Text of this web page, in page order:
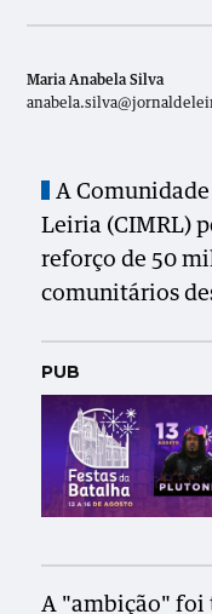
Maria Anabela Silva
A
Leiria (CIMRL)
reforço de 50
comunitários
PUB
A "ambição" foi